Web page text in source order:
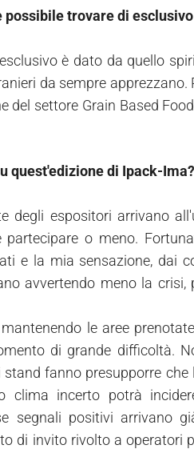
trovare di
è dato da quello
da sempre
settore Grain Based
quest'edizione di Ipack-Ima?
degli espositori arrivano
o meno.
e la mia sensazione, dai
avvertendo meno la
le aree
di grande difficoltà.
fanno presupporre
clima incerto potrà
segnali positivi arrivano
di invito rivolto a operatori